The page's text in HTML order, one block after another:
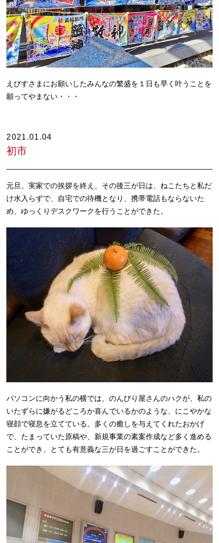
えびすさまにお願いしたみんなの繁盛を１日も早く叶うことを
願ってやまない・・・
2021.01.04
初市
元旦、実家での挨拶を終え、その後三が日は、ねこたちと私だ
け水入らずで、自宅での待機となり、携帯電話もならないた
め、ゆっくりデスクワークを行うことができた。
パソコンに向かう私の横では、のんびり屋さんのハクが、私の
いたずらに嫌がるどころか喜んでいるかのような、にこやかな
寝顔で寝息を立てている。多くの癒しを与えてくれたおかげ
で、たまっていた原稿や、新規事業の素案作成など多く進める
ことができ、とても有意義な三が日を過ごすことができた。